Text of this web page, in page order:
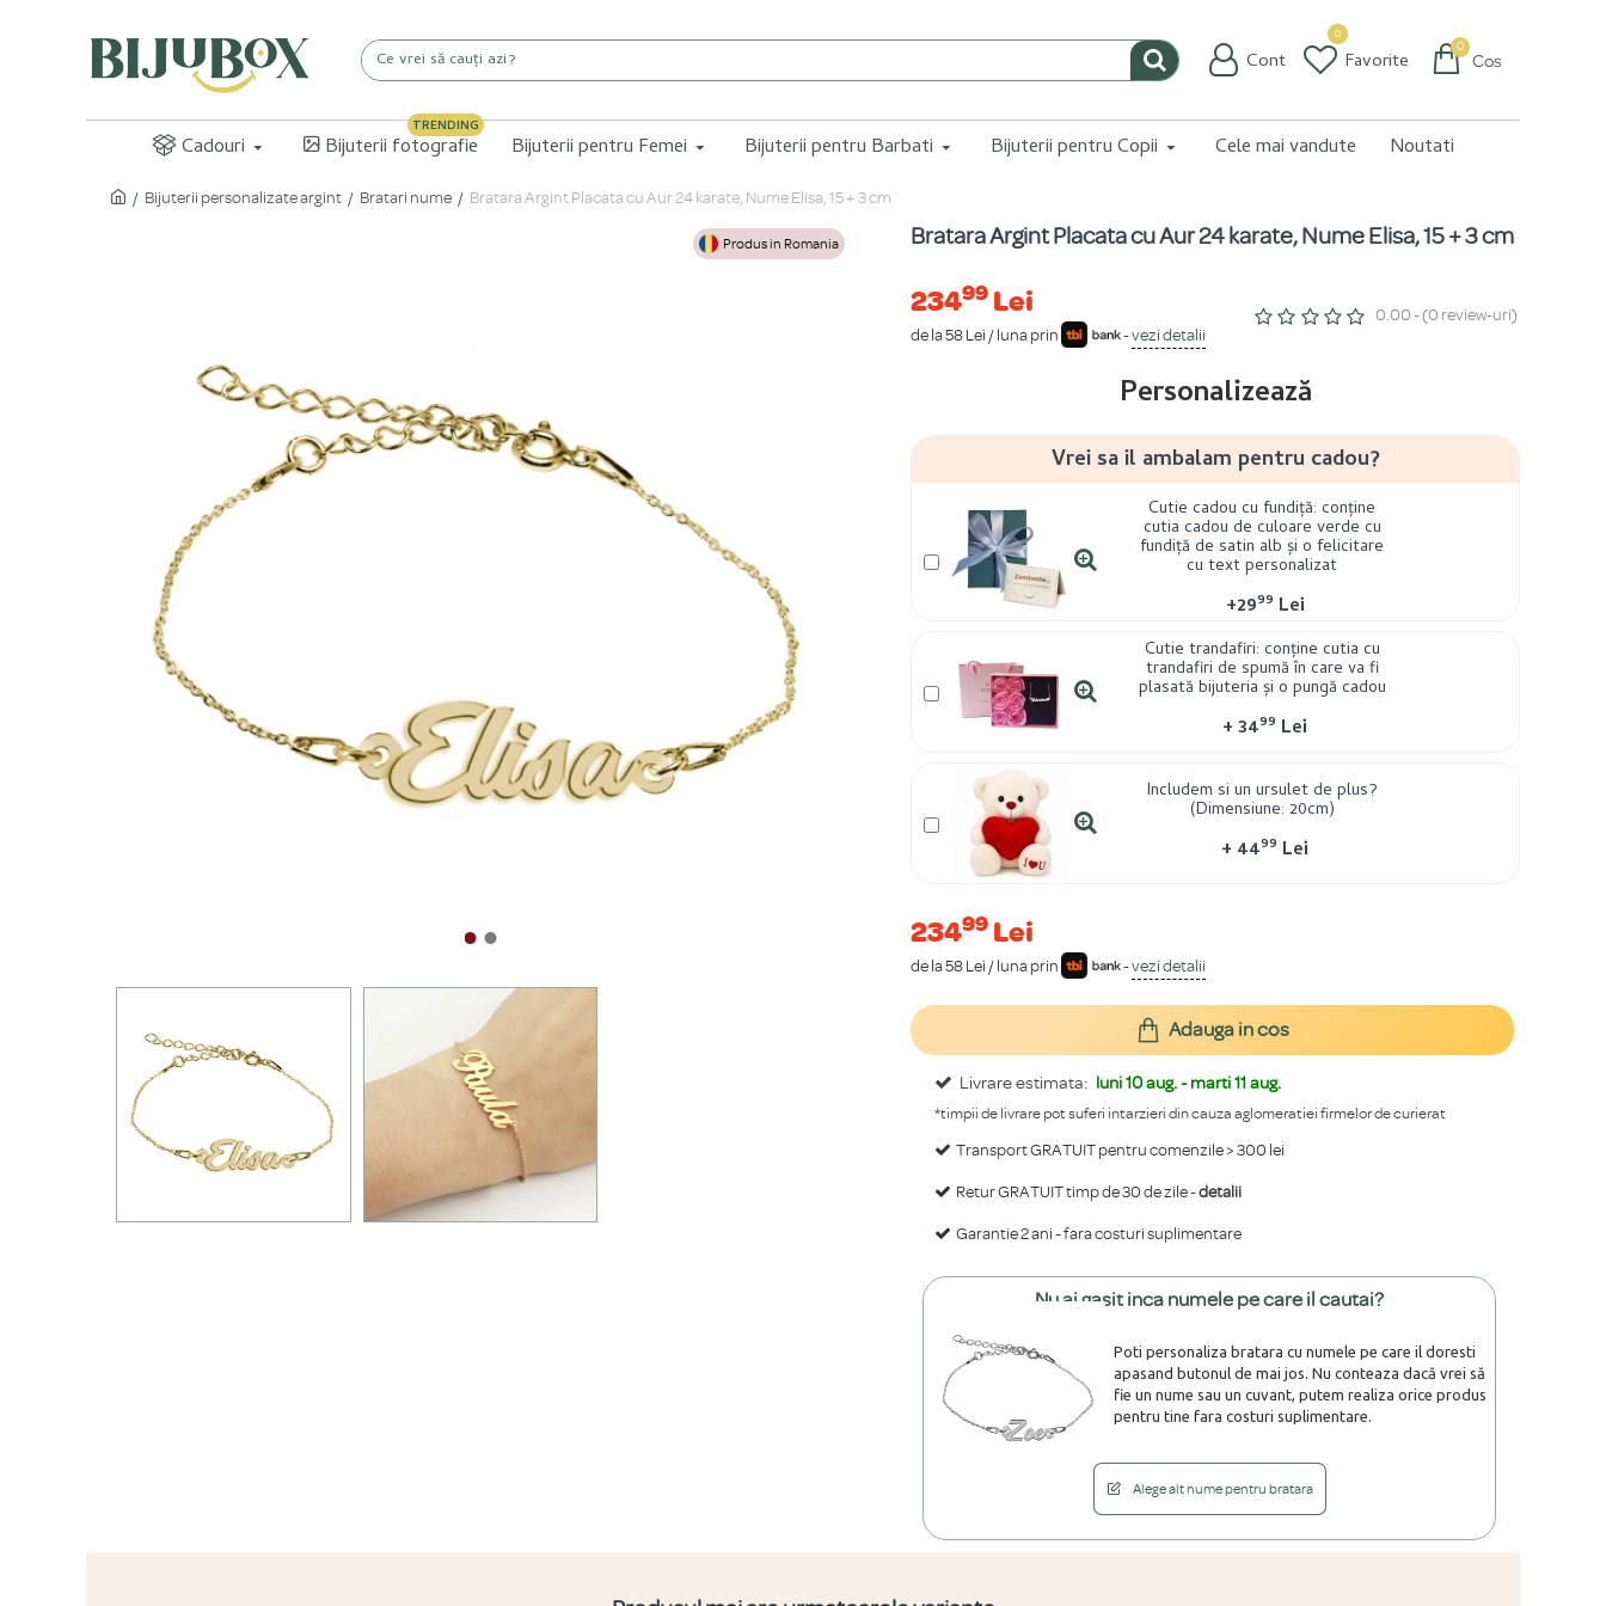
Cont Favorite
0
Coș
0
Cadouri Bijuterii fotografie
TRENDING
Bijuterii pentru Femei Bijuterii pentru Barbati Bijuterii pentru Copii Cele mai vandute Noutati
Bijuterii personalizate argint Bratari nume Bratara Argint Placata cu Aur 24 karate, Nume Elisa, 15 + 3 cm
Produs in Romania Bratara Argint Placata cu Aur 24 karate, Nume Elisa, 15 + 3 cm
23499 Lei
de la 58 Lei / luna prin -vezi detalii
0.00 - (0 review-uri)
Livrare estimata: luni 10 aug. - marti 11 aug.
*timpii de livrare pot suferi intarzieri din cauza aglomeratiei firmelor de curierat
Transport GRATUIT pentru comenzile > 300 lei
Retur GRATUIT timp de 30 de zile -detalii
Garantie 2 ani - fara costuri suplimentare
23499 Lei
de la 58 Lei / luna prin -vezi detalii
Personalizează
Vrei sa il ambalam pentru cadou?
Cutie cadou cu fundiță: conține
cutia cadou de culoare verde cu
fundiță de satin alb și o felicitare
cu text personalizat
+2999 Lei
Cutie trandafiri: conține cutia cu
trandafiri de spumă în care va fi
plasată bijuteria și o pungă cadou
+3499 Lei
Includem si un ursulet de plus?
(Dimensiune: 20cm)
+ 4499 Lei
Adauga in cos
Nu ai gasit inca numele pe care il cautai?
Poti personaliza bratara cu numele pe care il doresti
apasand butonul de mai jos. Nu conteaza dacă vrei să
fie un nume sau un cuvant, putem realiza orice produs
pentru tine fara costuri suplimentare.
Alege alt nume pentru bratara